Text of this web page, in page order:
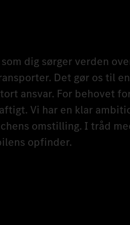
dig sørger verden
Det gør os til
ansvar. For behovet
Vi har en klar
omstilling. I tråd
opfinder.